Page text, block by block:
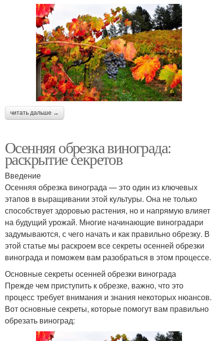
читать дальше →
Осенняя обрезка винограда:
раскрытие секретов
Введение
Осенняя обрезка винограда — это один из ключевых
этапов в выращивании этой культуры. Она не только
способствует здоровью растения, но и напрямую влияет
на будущий урожай. Многие начинающие виноградари
задумываются, с чего начать и как правильно обрезку. В
этой статье мы раскроем все секреты осенней обрезки
винограда и поможем вам разобраться в этом процессе.
Основные секреты осенней обрезки винограда
Прежде чем приступить к обрезке, важно, что это
процесс требует внимания и знания некоторых нюансов.
Вот основные секреты, которые помогут вам правильно
обрезать виноград: